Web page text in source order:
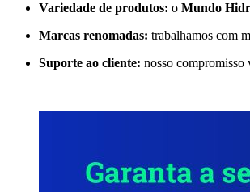
Variedade de produtos: o Mundo
Marcas renomadas: trabalhamos com
Suporte ao cliente: nosso compromisso